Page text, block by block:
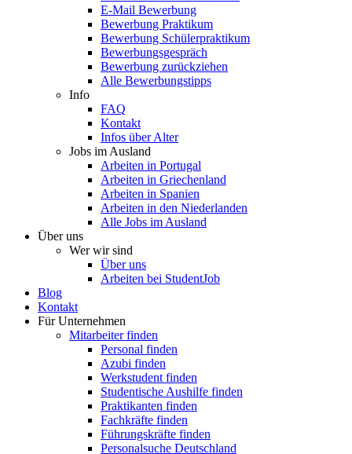
E-Mail Bewerbung
Bewerbung Praktikum
Bewerbung Schülerpraktikum
Bewerbungsgespräch
Bewerbung zurückziehen
Alle Bewerbungstipps
Info
FAQ
Kontakt
Infos über Alter
Jobs im Ausland
Arbeiten in Portugal
Arbeiten in Griechenland
Arbeiten in Spanien
Arbeiten in den Niederlanden
Alle Jobs im Ausland
Über uns
Wer wir sind
Über uns
Arbeiten bei StudentJob
Blog
Kontakt
Für Unternehmen
Mitarbeiter finden
Personal finden
Azubi finden
Werkstudent finden
Studentische Aushilfe finden
Praktikanten finden
Fachkräfte finden
Führungskräfte finden
Personalsuche Deutschland